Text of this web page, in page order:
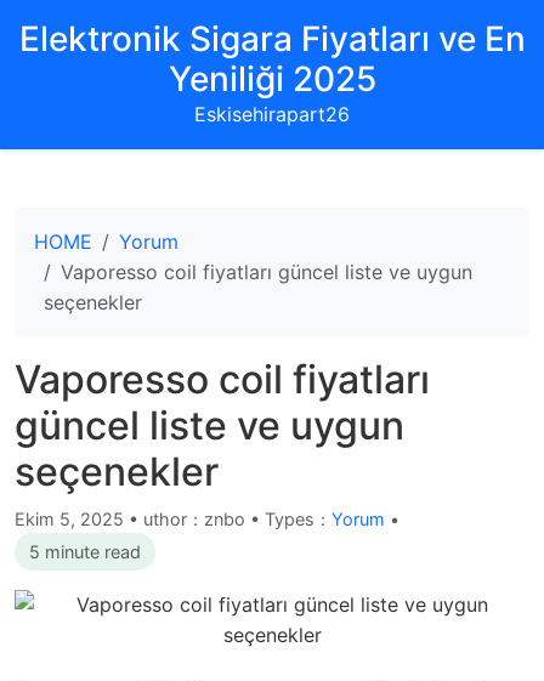
Elektronik Sigara Fiyatları ve En
Yeniliği 2025
Eskisehirapart26
HOME
Yorum
Vaporesso coil fiyatları güncel liste ve uygun
seçenekler
Vaporesso coil fiyatları
güncel liste ve uygun
seçenekler
Ekim 5, 2025 • uthor：znbo • Types： Yorum •
5 minute read